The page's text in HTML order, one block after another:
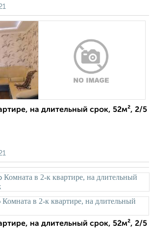
на длительный срок, 52м², 2/5
на длительный срок, 52м², 2/5